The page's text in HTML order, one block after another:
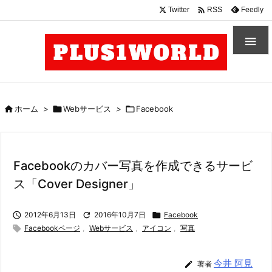

Twitter  RSS Feedly
ホーム > Webサービス > Facebook
Facebookのカバー写真を作成できるサービ
ス「Cover Designer」
 2012年6月13日  2016年10月7日  Facebook
 Facebookページ , Webサービス , アイコン , 写真
 著者 今井 阿見